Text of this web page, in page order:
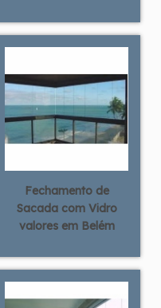
Fechamento de
Sacada com Vidro
valores em Belém